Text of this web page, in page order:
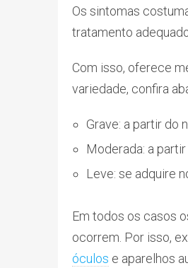
Os sintomas
tratamento
Com isso, oferece
variedade, confira
Grave: a partir do
Moderada: a
Leve: se adquire
Em todos os casos
ocorrem. Por isso,
óculos e aparelhos